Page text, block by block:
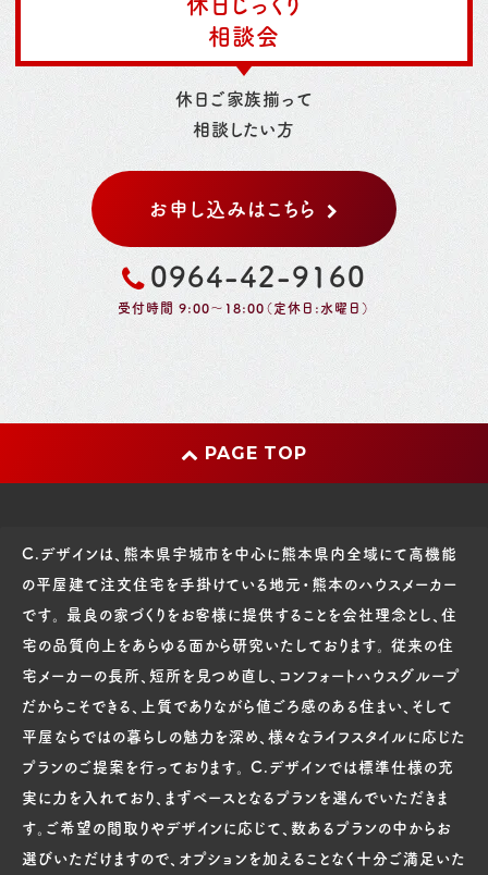
相談会
休日ご家族揃って
相談したい方
お申し込みはこちら
0964-42-9160
受付時間 9:00～18:00（定休日:水曜日）
PAGE TOP
C.デザインは、熊本県宇城市を中心に熊本県内全域にて高機能
の平屋建て注文住宅を手掛けている地元・熊本のハウスメーカー
です。 最良の家づくりをお客様に提供することを会社理念とし、住
宅の品質向上をあらゆる面から研究いたしております。 従来の住
宅メーカーの長所、短所を見つめ直し、コンフォートハウスグループ
だからこそできる、上質でありながら値ごろ感のある住まい、そして
平屋ならではの暮らしの魅力を深め、様々なライフスタイルに応じた
プランのご提案を行っております。 C.デザインでは標準仕様の充
実に力を入れており、まずベースとなるプランを選んでいただきま
す。ご希望の間取りやデザインに応じて、数あるプランの中からお
選びいただけますので、オプションを加えることなく十分ご満足いた